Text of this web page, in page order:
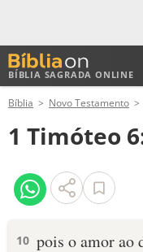
BÍBLIA SAGRADA ONLINE
ANTIGO TESTAMENTO
NOVO TESTAMENTO
VERSÍCULOS
Bíblia Novo Testamento
1 Timóteo
10 pois o amor ao